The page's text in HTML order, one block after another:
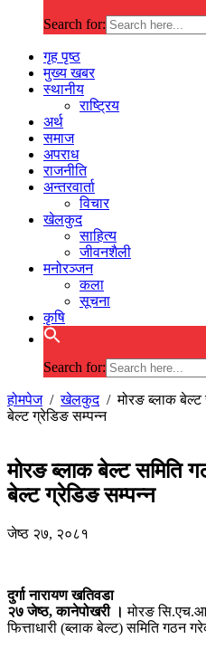
Search for:
गृह पृष्ठ
मुख्य खबर
स्थानीय
राष्ट्रिय
अर्थ
समाज
अपराध
राजनीति
अन्तरवार्ता
विचार
खेलकुद
साहित्य
जीवनशैली
मनोरञ्जन
कला
सूचना
कृषि
Search for:
होमपेज/खेलकुद/मोरङ ब्लाक
बेल्ट ग्रेडिङ सम्पन्न
मोरङ ब्लाक बेल्ट समिति
बेल्ट ग्रेडिङ सम्पन्न
जेष्ठ २७,
दुर्गा नारायण खतिवडा
२७ जेष्ठ, कानेपोखरी । मोरङ
फित्ताधारी (ब्लाक बेल्ट) समिति गठन